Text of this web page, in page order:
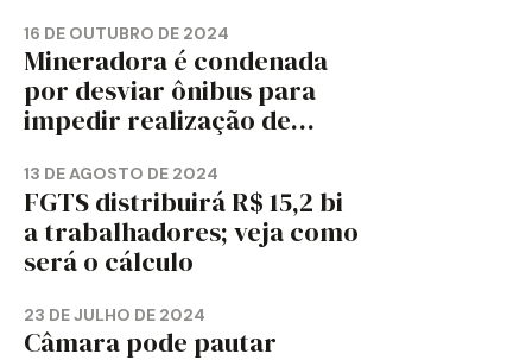
16 DE OUTUBRO DE 2024
Mineradora é condenada
por desviar ônibus para
impedir realização de
13 DE AGOSTO DE 2024
FGTS distribuirá R$ 15,2 bi
a trabalhadores; veja como
será o cálculo
23 DE JULHO DE 2024
Câmara pode pautar